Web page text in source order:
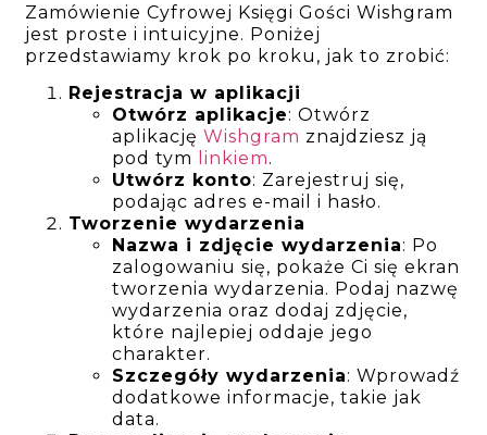
Zamówienie Cyfrowej Księgi Gości Wishgram
jest proste i intuicyjne. Poniżej
przedstawiamy krok po kroku, jak to zrobić:
Rejestracja w aplikacji
Otwórz aplikacje: Otwórz
aplikacjęWishgram znajdziesz ją
pod tym
linkiem.
Utwórz konto: Zarejestruj się,
podając adres e-mail i hasło.
Tworzenie wydarzenia
Nazwa i zdjęcie wydarzenia: Po
zalogowaniu się, pokaże Ci się ekran
tworzenia wydarzenia. Podaj nazwę
wydarzenia oraz dodaj zdjęcie,
które najlepiej oddaje jego
charakter.
Szczegóły wydarzenia: Wprowadź
dodatkowe informacje, takie jak
data.